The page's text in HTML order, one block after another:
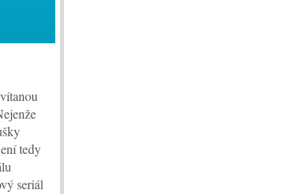
tedy
seriál